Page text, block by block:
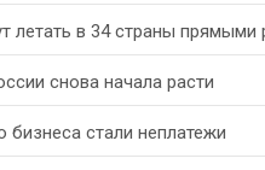
летать в 34 страны прямыми
снова начала расти
бизнеса стали неплатежи